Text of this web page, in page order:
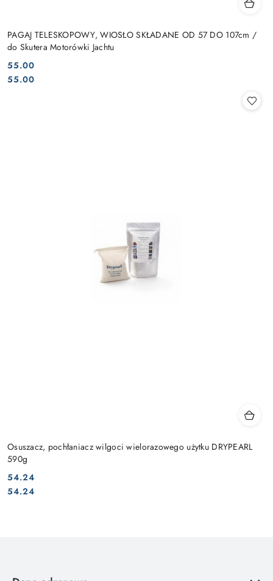
PAGAJ TELESKOPOWY, WIOSŁO SKŁADANE OD 57 DO 107cm /
do Skutera Motorówki Jachtu
Cena:
55.00
Cena:
55.00
Osuszacz, pochłaniacz wilgoci wielorazowego użytku DRYPEARL
590g
Cena:
54.24
Cena:
54.24